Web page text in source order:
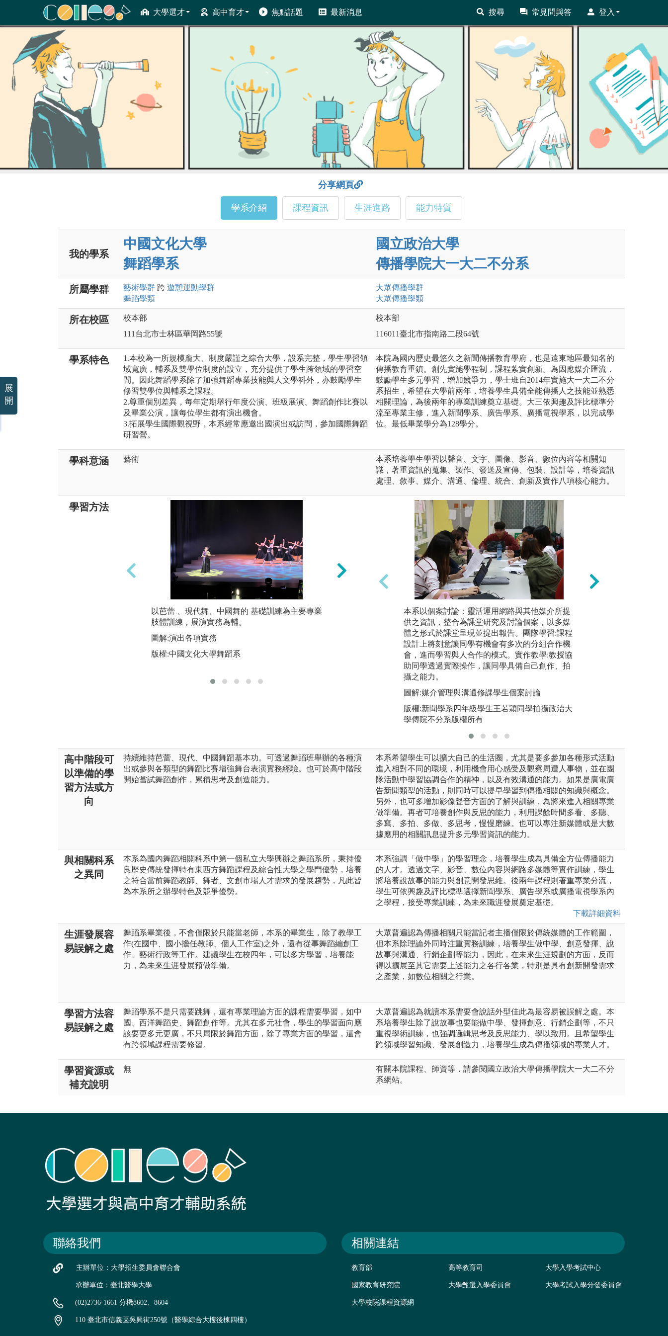
大學選才 高中育才 焦點話題 最新消息 搜尋 常見問與答 登入
ColleGo! 大學選才與高中育才輔助系統
分享網頁
學系介紹 課程資訊 生涯進路 能力特質
我的學系
中國文化大學
舞蹈學系
國立政治大學
傳播學院大一大二不分系
所屬學群 藝術學群 跨 遊憩運動學群
舞蹈學類
大眾傳播學群
大眾傳播學類
所在校區
校本部
111台北市士林區華岡路55號
校本部
116011臺北市指南路二段64號
學系特色
1.本校為一所規模龐大、制度嚴謹之綜合大學，設系完整，學生學習領
域寬廣，輔系及雙學位制度的設立，充分提供了學生跨領域的學習空
間。因此舞蹈學系除了加強舞蹈專業技能與人文學科外，亦鼓勵學生
修習雙學位與輔系之課程。
2.尊重個別差異，每年定期舉行年度公演、班級展演、舞蹈創作比賽以
及畢業公演，讓每位學生都有演出機會。
3.拓展學生國際觀視野，本系經常應邀出國演出或訪問，參加國際舞蹈
研習營。
本院為國內歷史最悠久之新聞傳播教育學府，也是遠東地區最知名的
傳播教育重鎮。創先實施學程制，課程紮實創新。為因應媒介匯流，
鼓勵學生多元學習，增加競爭力，學士班自2014年實施大一大二不分
系招生，希望在大學前兩年，培養學生具備全能傳播人之技能並熟悉
相關理論，為後兩年的專業訓練奠立基礎。大三依興趣及評比標準分
流至專業主修，進入新聞學系、廣告學系、廣播電視學系，以完成學
位。最低畢業學分為128學分。
學科意涵 藝術
本系培養學生學習以聲音、文字、圖像、影音、數位內容等相關知
識，著重資訊的蒐集、製作、發送及宣傳、包裝、設計等，培養資訊
處理、敘事、媒介、溝通、倫理、統合、創新及實作八項核心能力。
學習方法
以芭蕾 、現代舞、中國舞的 基礎訓練為主要專業
肢體訓練，展演實務為輔。
圖解:演出各項實務
版權:中國文化大學舞蹈系
移地學習
圖解:移地交流學習
版權:中國文化大學舞蹈系
本系以個案討論：靈活運用網路與其他媒介所提
供之資訊，整合為課堂研究及討論個案，以多媒
體之形式於課堂呈現並提出報告。團隊學習:課程
設計上將刻意讓同學有機會有多次的分組合作機
會，進而學習與人合作的模式。實作教學:教授協
助同學透過實際操作，讓同學具備自己創作、拍
攝之能力。
圖解:媒介管理與溝通修課學生個案討論
版權:新聞學系四年級學生王若穎同學拍攝政治大
學傳院不分系版權所有
高中階段可
以準備的學
習方法或方
向
持續維持芭蕾、現代、中國舞蹈基本功。可透過舞蹈班舉辦的各種演
出或參與各類型的舞蹈比賽增強舞台表演實務經驗。也可於高中階段
開始嘗試舞蹈創作，累積思考及創造能力。
本系希望學生可以擴大自己的生活圈，尤其是要多參加各種形式活動
進入相對不同的環境，利用機會用心感受及觀察周遭人事物，並在團
隊活動中學習協調合作的精神，以及有效溝通的能力。如果是廣電廣
告新聞類型的活動，則同時可以提早學習到傳播相關的知識與概念。
另外，也可多增加影像聲音方面的了解與訓練，為將來進入相關專業
做準備。再者可培養創作與反思的能力，利用課餘時間多看、多聽、
多寫、多拍、多做、多思考，慢慢磨練。也可以專注新媒體或是大數
據應用的相關訊息提升多元學習資訊的能力。
與相關科系
之異同
本系為國內舞蹈相關科系中第一個私立大學興辦之舞蹈系所，秉持優
良歷史傳統發揮特有東西方舞蹈課程及綜合性大學之學門優勢，培養
之符合當前舞蹈教師、舞者、文創市場人才需求的發展趨勢，凡此皆
為本系所之辦學特色及競爭優勢。
本系強調「做中學」的學習理念，培養學生成為具備全方位傳播能力
的人才。透過文字、影音、數位內容與網路多媒體等實作訓練，學生
將培養說故事的能力與創意開發思維。後兩年課程則著重專業分流，
學生可依興趣及評比標準選擇新聞學系、廣告學系或廣播電視學系內
之學程，接受專業訓練，為未來職涯發展奠定基礎。
下載詳細資料
生涯發展容
易誤解之處
舞蹈系畢業後，不會僅限於只能當老師，本系的畢業生，除了教學工
作(在國中、國小擔任教師、個人工作室)之外，還有從事舞蹈編創工
作、藝術行政等工作。建議學生在校四年，可以多方學習，培養能
力，為未來生涯發展預做準備。
大眾普遍認為傳播相關只能當記者主播僅限於傳統媒體的工作範圍，
但本系除理論外同時注重實務訓練，培養學生做中學、創意發揮、說
故事與溝通、行銷企劃等能力，因此，在未來生涯規劃的方面，反而
得以擴展至其它需要上述能力之各行各業，特別是具有創新開發需求
之產業，如數位相關之行業。
學習方法容
易誤解之處
舞蹈學系不是只需要跳舞，還有專業理論方面的課程需要學習，如中
國、西洋舞蹈史、舞蹈創作等。尤其在多元社會，學生的學習面向應
該要更多元更廣，不只局限於舞蹈方面，除了專業方面的學習，還會
有跨領域課程需要修習。
大眾普遍認為就讀本系需要會說話外型佳此為最容易被誤解之處。本
系培養學生除了說故事也要能做中學、發揮創意、行銷企劃等，不只
重視學術訓練，也強調邏輯思考及反思能力、學以致用。且希望學生
跨領域學習知識、發展創造力，培養學生成為傳播領域的專業人才。
學習資源或
補充說明
無
有關本院課程、師資等，請參閱國立政治大學傳播學院大一大二不分
系網站。
聯絡我們
主辦單位：大學招生委員會聯合會
承辦單位：臺北醫學大學
(02)2736-1661 分機8602、8604
110 臺北市信義區吳興街250號（醫學綜合大樓後棟四樓）
相關連結
教育部 高等教育司 大學入學考試中心
國家教育研究院 大學甄選入學委員會 大學考試入學分發委員會
大學校院課程資源網
展
開